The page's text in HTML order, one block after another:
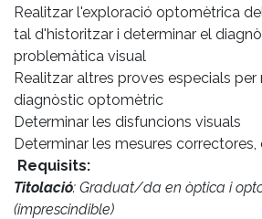
Realitzar l'exploració optomètrica
tal d'historitzar i determinar el
problemàtica visual
Realitzar altres proves especials per
diagnòstic optomètric
Determinar les disfuncions visuals
Determinar les mesures correctores,
Requisits:
Titolació: Graduat/da en òptica i
(imprescindible)